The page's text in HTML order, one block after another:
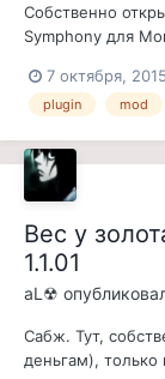
Собственно
Symphony для
была создана
тема проекта
7 октября, 2015
plugin mod
Вес у
1.1.01
aL☢
Сабж. Тут,
деньгам), только